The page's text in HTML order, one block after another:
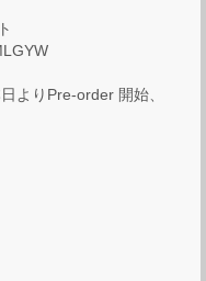
よりPre-order 開始、